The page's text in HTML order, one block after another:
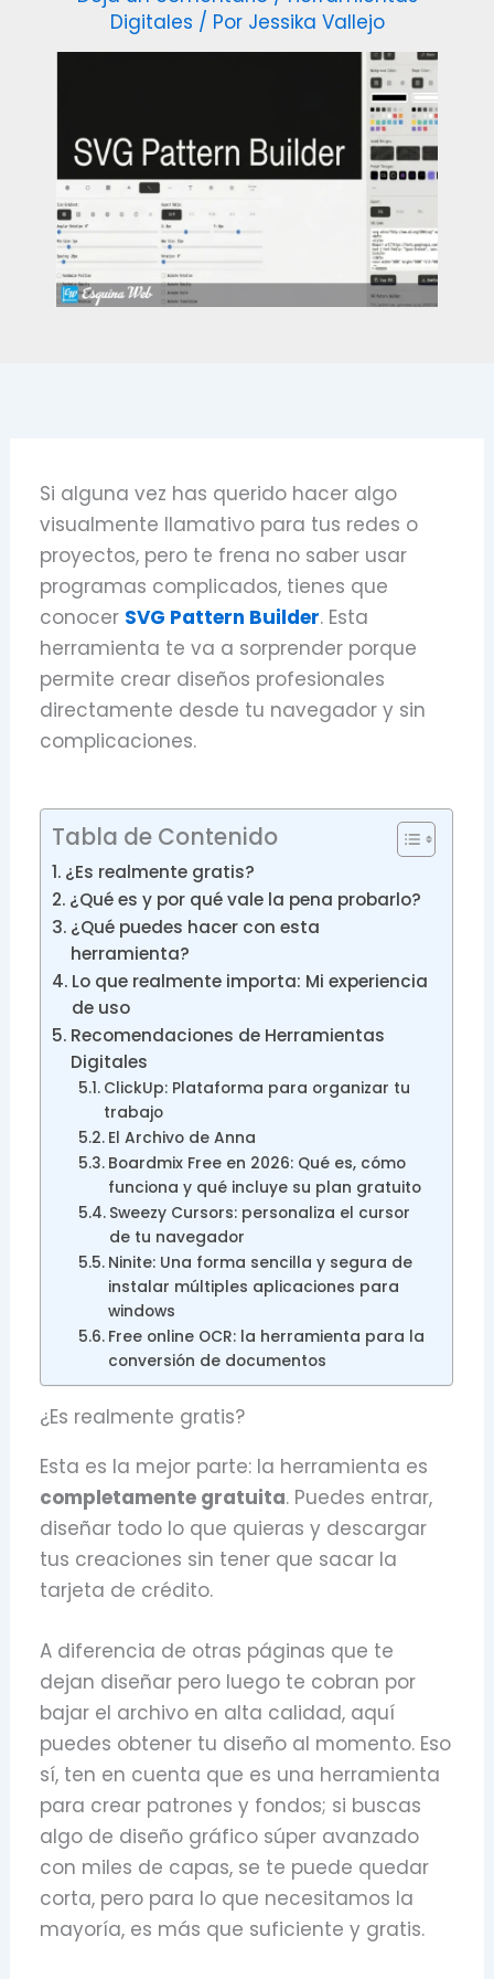
Digitales / Por Jessika Vallejo
Si alguna vez has querido hacer algo
visualmente llamativo para tus redes o
proyectos, pero te frena no saber usar
programas complicados, tienes que
conocer SVG Pattern Builder. Esta
herramienta te va a sorprender porque
permite crear diseños profesionales
directamente desde tu navegador y sin
complicaciones.
Tabla de Contenido
¿Es realmente gratis?
¿Qué es y por qué vale la pena probarlo?
¿Qué puedes hacer con esta
herramienta?
Lo que realmente importa: Mi experiencia
de uso
Recomendaciones de Herramientas
Digitales
ClickUp: Plataforma para organizar tu
trabajo
El Archivo de Anna
Boardmix Free en 2026: Qué es, cómo
funciona y qué incluye su plan gratuito
Sweezy Cursors: personaliza el cursor
de tu navegador
Ninite: Una forma sencilla y segura de
instalar múltiples aplicaciones para
windows
Free online OCR: la herramienta para la
conversión de documentos
¿Es realmente gratis?
Esta es la mejor parte: la herramienta es
completamente gratuita. Puedes entrar,
diseñar todo lo que quieras y descargar
tus creaciones sin tener que sacar la
tarjeta de crédito.
A diferencia de otras páginas que te
dejan diseñar pero luego te cobran por
bajar el archivo en alta calidad, aquí
puedes obtener tu diseño al momento. Eso
sí, ten en cuenta que es una herramienta
para crear patrones y fondos; si buscas
algo de diseño gráfico súper avanzado
con miles de capas, se te puede quedar
corta, pero para lo que necesitamos la
mayoría, es más que suficiente y gratis.